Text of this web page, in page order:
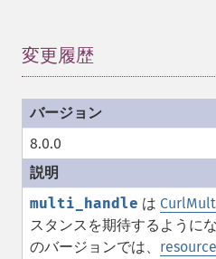
変更履歴
8.0.0
multi_handle は
スタンスを期待するように
のバージョンでは、 resource